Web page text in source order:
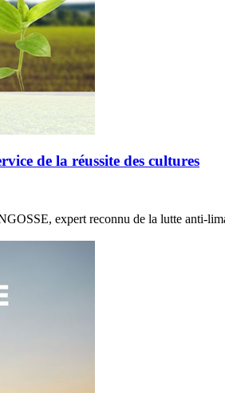
de la réussite des cultures
expert reconnu de la lutte anti-